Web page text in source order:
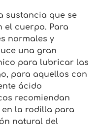
sustancia que se
el cuerpo. Para
normales y
una gran
para lubricar las
para aquellos con
ácido
recomiendan
la rodilla para
natural del